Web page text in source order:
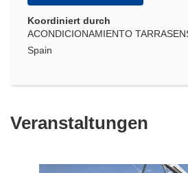
Koordiniert durch
ACONDICIONAMIENTO
Spain
Veranstaltungen